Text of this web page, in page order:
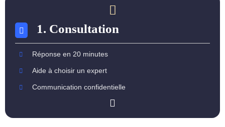
1. Consultation
Réponse en 20 minutes
Aide à choisir un expert
Communication confidentielle